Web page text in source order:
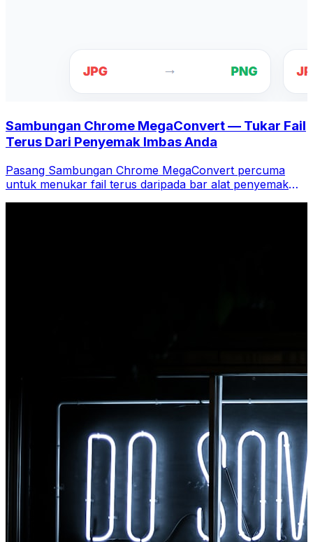
Sambungan Chrome MegaConvert — Tukar Fail
Terus Dari Penyemak Imbas Anda
Pasang Sambungan Chrome MegaConvert percuma
untuk menukar fail terus daripada bar alat penyemak